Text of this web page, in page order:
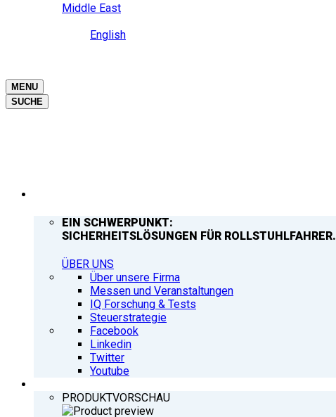
Middle East
English
MENU
SUCHE
EIN SCHWERPUNKT:
SICHERHEITSLÖSUNGEN FÜR ROLLSTUHLFAHRER.
ÜBER UNS
Über unsere Firma
Messen und Veranstaltungen
IQ Forschung & Tests
Steuerstrategie
Facebook
Linkedin
Twitter
Youtube
PRODUKTVORSCHAU